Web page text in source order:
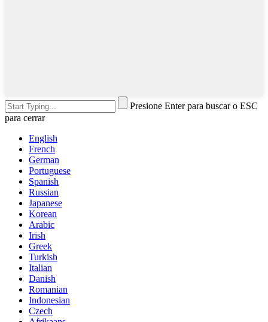
Presione Enter para buscar o ESC
para cerrar
English
French
German
Portuguese
Spanish
Russian
Japanese
Korean
Arabic
Irish
Greek
Turkish
Italian
Danish
Romanian
Indonesian
Czech